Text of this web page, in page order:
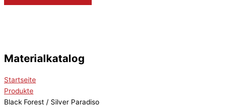
Materialkatalog
Startseite
Produkte
Black Forest / Silver Paradiso